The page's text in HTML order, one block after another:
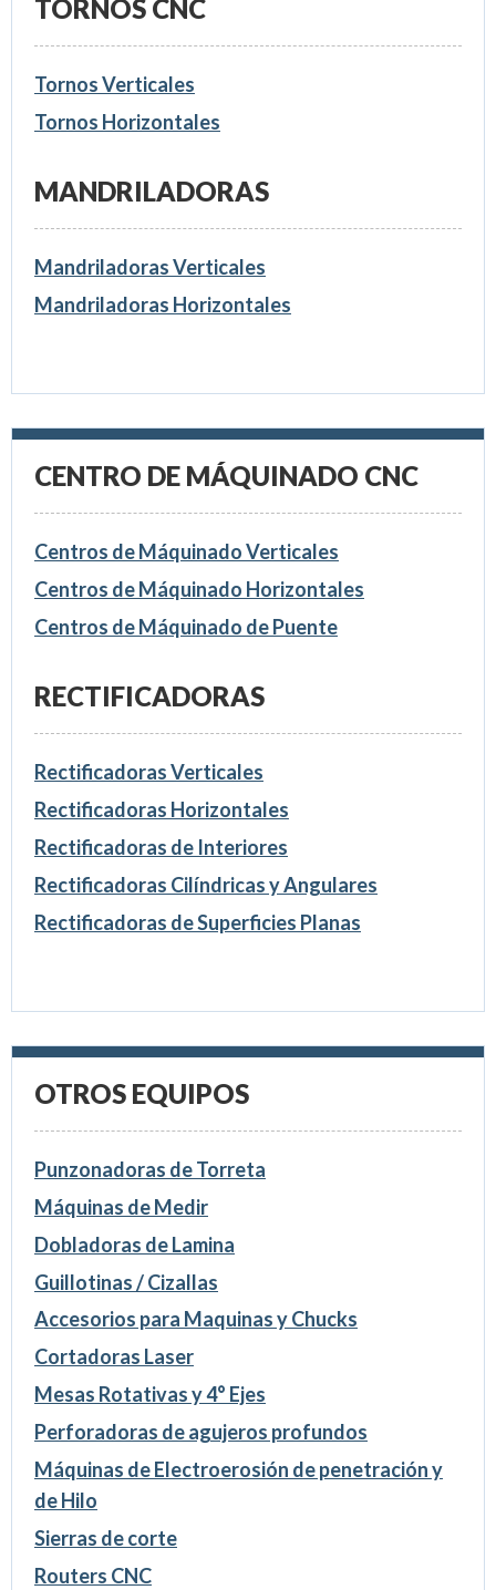
TORNOS CNC
Tornos Verticales
Tornos Horizontales
MANDRILADORAS
Mandriladoras Verticales
Mandriladoras Horizontales
CENTRO DE MÁQUINADO CNC
Centros de Máquinado Verticales
Centros de Máquinado Horizontales
Centros de Máquinado de Puente
RECTIFICADORAS
Rectificadoras Verticales
Rectificadoras Horizontales
Rectificadoras de Interiores
Rectificadoras Cilíndricas y Angulares
Rectificadoras de Superficies Planas
OTROS EQUIPOS
Punzonadoras de Torreta
Máquinas de Medir
Dobladoras de Lamina
Guillotinas / Cizallas
Accesorios para Maquinas y Chucks
Cortadoras Laser
Mesas Rotativas y 4° Ejes
Perforadoras de agujeros profundos
Máquinas de Electroerosión de penetración y
de Hilo
Sierras de corte
Routers CNC